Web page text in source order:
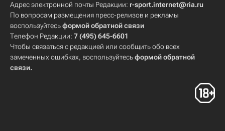
Адрес электронной почты Редакции: r-sport.internet@ria.ru
По вопросам размещения пресс-релизов и рекламы
воспользуйтесьформой обратной связи
Телефон Редакции: 7 (495) 645-6601
Чтобы связаться с редакцией или сообщить обо всех
замеченных ошибках, воспользуйтесьформой обратной
связи.